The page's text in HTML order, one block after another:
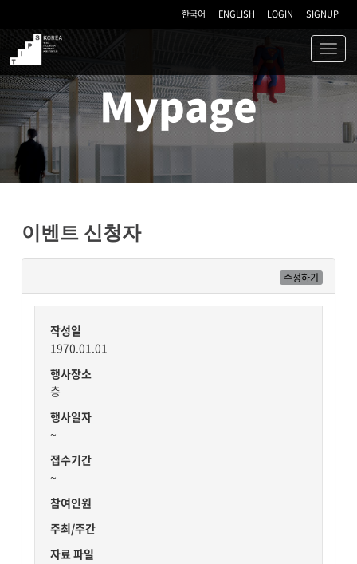
한국어 ENGLISH LOGIN SIGNUP
TIPS
Mypage
이벤트 신청자
수정하기
작성일
1970.01.01
행사장소
층
행사일자
~
접수기간
~
참여인원
주최/주간
자료 파일